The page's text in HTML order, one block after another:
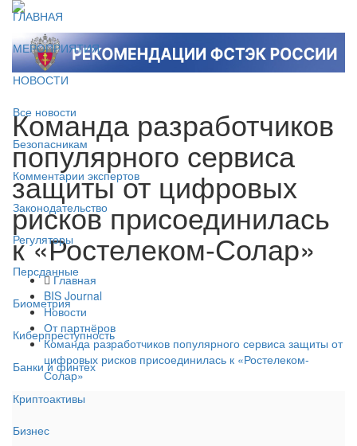
ГЛАВНАЯ
МЕРОПРИЯТИЯ
НОВОСТИ
Все новости
Безопасникам
Комментарии экспертов
Законодательство
Регуляторы
Персданные
Биометрия
Киберпреступность
Банки и финтех
Криптоактивы
Бизнес
Команда разработчиков
популярного сервиса
защиты от цифровых
рисков присоединилась
к «Ростелеком-Солар»
Главная
BIS Journal
Новости
От партнёров
Команда разработчиков популярного сервиса защиты от
цифровых рисков присоединилась к «Ростелеком-
Солар»